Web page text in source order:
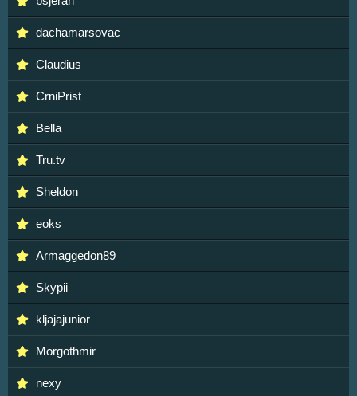
dachamarsovac
Claudius
CrniPrist
Bella
Tru.tv
Sheldon
eoks
Armaggedon89
Skypii
kljajajunior
Morgothmir
nexy